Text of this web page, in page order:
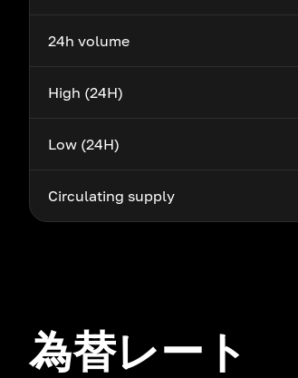
24h volume
High (24H)
Low (24H)
Circulating supply
為替レート